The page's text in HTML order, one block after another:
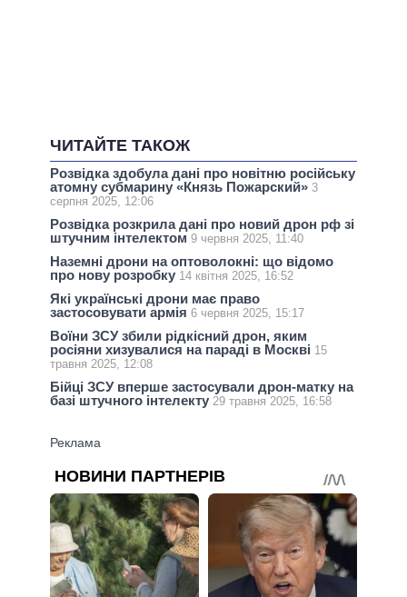
ЧИТАЙТЕ ТАКОЖ
Розвідка здобула дані про новітню російську
атомну субмарину «Князь Пожарский» 3
серпня 2025, 12:06
Розвідка розкрила дані про новий дрон рф зі
штучним інтелектом 9 червня 2025, 11:40
Наземні дрони на оптоволокні: що відомо
про нову розробку 14 квітня 2025, 16:52
Які українські дрони має право
застосовувати армія 6 червня 2025, 15:17
Воїни ЗСУ збили рідкісний дрон, яким
росіяни хизувалися на параді в Москві 15
травня 2025, 12:08
Бійці ЗСУ вперше застосували дрон-матку на
базі штучного інтелекту 29 травня 2025, 16:58